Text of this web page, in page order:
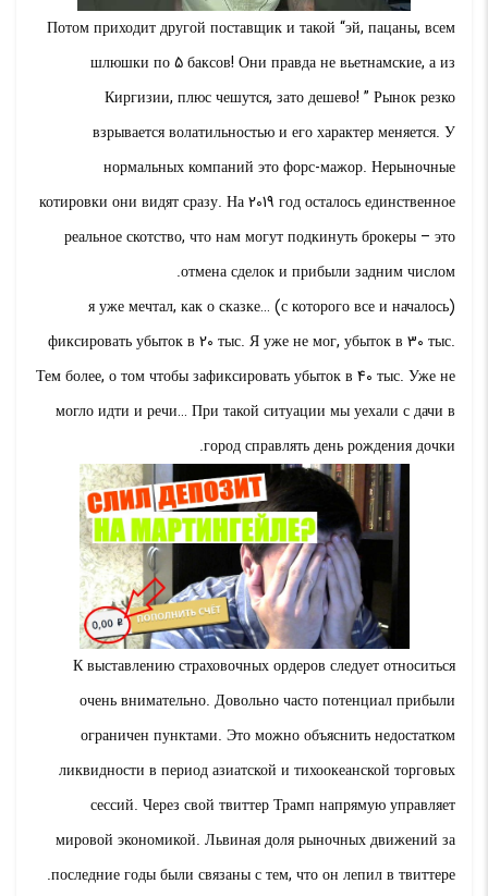
Потом приходит другой поставщик и такой “эй, пацаны, всем
шлюшки по 5 баксов! Они правда не вьетнамские, а из
Киргизии, плюс чешутся, зато дешево! ” Рынок резко
взрывается волатильностью и его характер меняется. У
нормальных компаний это форс-мажор. Нерыночные
котировки они видят сразу. На 2019 год осталось единственное
реальное скотство, что нам могут подкинуть брокеры – это
отмена сделок и прибыли задним числом.
(с которого все и началось) я уже мечтал, как о сказке…
фиксировать убыток в 20 тыс. Я уже не мог, убыток в 30 тыс.
Тем более, о том чтобы зафиксировать убыток в 40 тыс. Уже не
могло идти и речи… При такой ситуации мы уехали с дачи в
город справлять день рождения дочки.
К выставлению страховочных ордеров следует относиться
очень внимательно. Довольно часто потенциал прибыли
ограничен пунктами. Это можно объяснить недостатком
ликвидности в период азиатской и тихоокеанской торговых
сессий. Через свой твиттер Трамп напрямую управляет
мировой экономикой. Львиная доля рыночных движений за
последние годы были связаны с тем, что он лепил в твиттере.